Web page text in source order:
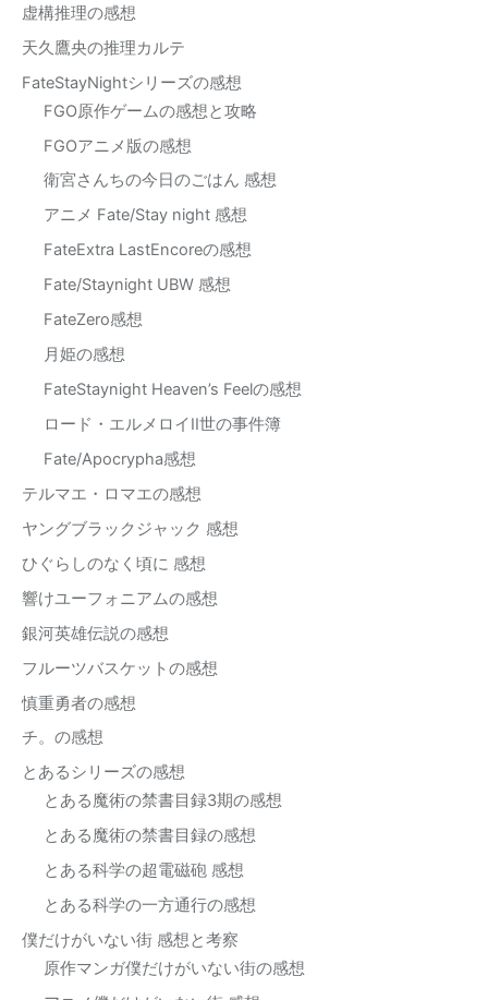
虚構推理の感想
天久鷹央の推理カルテ
FateStayNightシリーズの感想
FGO原作ゲームの感想と攻略
FGOアニメ版の感想
衛宮さんちの今日のごはん 感想
アニメ Fate/Stay night 感想
FateExtra LastEncoreの感想
Fate/Staynight UBW 感想
FateZero感想
月姫の感想
FateStaynight Heaven’s Feelの感想
ロード・エルメロイII世の事件簿
Fate/Apocrypha感想
テルマエ・ロマエの感想
ヤングブラックジャック 感想
ひぐらしのなく頃に 感想
響けユーフォニアムの感想
銀河英雄伝説の感想
フルーツバスケットの感想
慎重勇者の感想
チ。の感想
とあるシリーズの感想
とある魔術の禁書目録3期の感想
とある魔術の禁書目録の感想
とある科学の超電磁砲 感想
とある科学の一方通行の感想
僕だけがいない街 感想と考察
原作マンガ僕だけがいない街の感想